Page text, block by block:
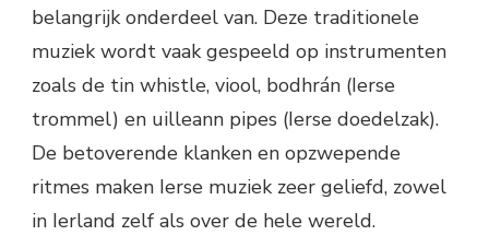
belangrijk onderdeel van. Deze traditionele
muziek wordt vaak gespeeld op instrumenten
zoals de tin whistle, viool, bodhrán (Ierse
trommel) en uilleann pipes (Ierse doedelzak).
De betoverende klanken en opzwepende
ritmes maken Ierse muziek zeer geliefd, zowel
in Ierland zelf als over de hele wereld.